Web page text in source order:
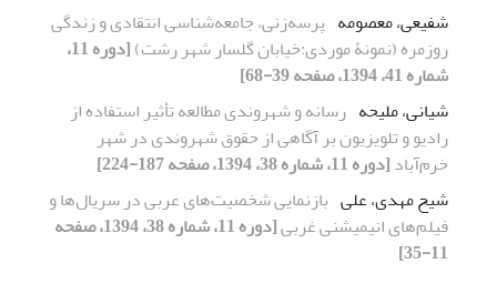
شفیعی، معصومه پرسه‌زنی، جامعه‌شناسی انتقادی و زندگی
روزمره (نمونۀ موردی:خیابان گلسار شهر رشت)
[دوره 11،
شماره 41، 1394، صفحه 39-68]
شیانی، ملیحه رسانه و شهروندی مطالعه تأثیر استفاده از
رادیو و تلویزیون بر آگاهی از حقوق شهروندی در شهر
خرم‌آباد[دوره 11، شماره 38، 1394، صفحه 187-224]
شیح مهدی، علی بازنمایى شخصیت‌های عربى در سریال‌ها و
فیلم‌هاى انیمیشنى غربى
[دوره 11، شماره 38، 1394، صفحه
11-35]